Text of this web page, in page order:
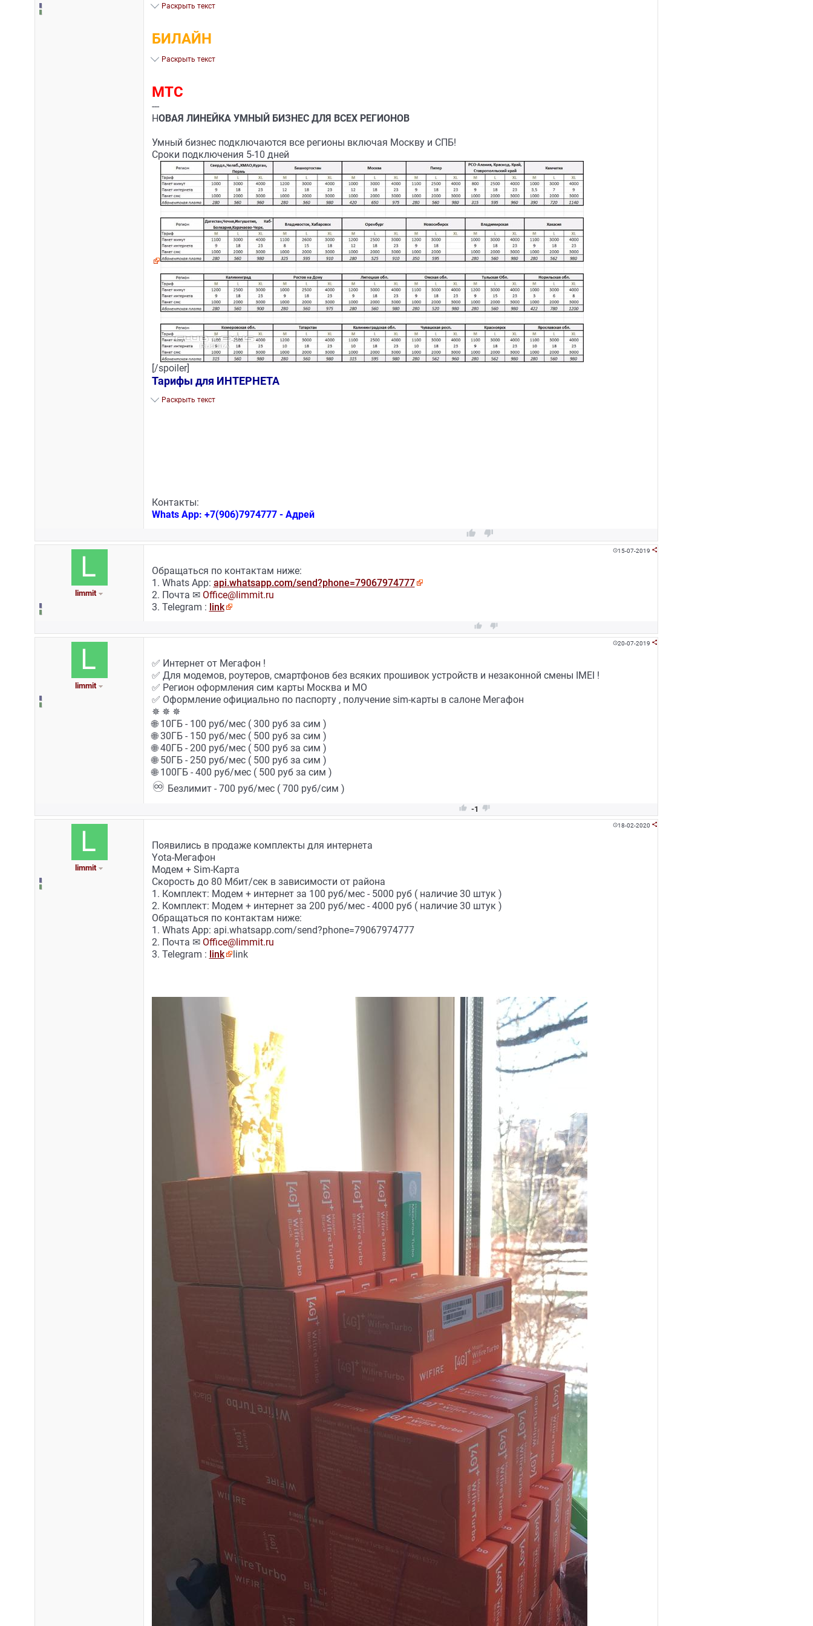
Раскрыть текст
БИЛАЙН
Раскрыть текст
МТС
---
НОВАЯ ЛИНЕЙКА УМНЫЙ БИЗНЕС ДЛЯ ВСЕХ РЕГИОНОВ
Умный бизнес подключаются все регионы включая Москву и СПБ!
Сроки подключения 5-10 дней
[/spoiler]
Тарифы для ИНТЕРНЕТА
Раскрыть текст
Контакты:
Whats App: +7(906)7974777 - Адрей
 
limmit
15-07-2019 
Обращаться по контактам ниже:
1. Whats App: api.whatsapp.com/send?phone=79067974777
2. Почта ✉ Office@limmit.ru
3. Telegram : link
 
limmit
20-07-2019 
✅ Интернет от Мегафон !
✅ Для модемов, роутеров, смартфонов без всяких прошивок устройств и незаконной смены IMEI !
✅ Регион оформления сим карты Москва и МО
✅ Оформление официально по паспорту , получение sim-карты в салоне Мегафон
✵ ✵ ✵
🌐 10ГБ - 100 руб/мес ( 300 руб за сим )
🌐 30ГБ - 150 руб/мес ( 500 руб за сим )
🌐 40ГБ - 200 руб/мес ( 500 руб за сим )
🌐 50ГБ - 250 руб/мес ( 500 руб за сим )
🌐 100ГБ - 400 руб/мес ( 500 руб за сим )
♾ Безлимит - 700 руб/мес ( 700 руб/сим )
 -1 
limmit
18-02-2020 
Появились в продаже комплекты для интернета
Yota-Мегафон
Модем + Sim-Карта
Скорость до 80 Мбит/сек в зависимости от района
1. Комплект: Модем + интернет за 100 руб/мес - 5000 руб ( наличие 30 штук )
2. Комплект: Модем + интернет за 200 руб/мес - 4000 руб ( наличие 30 штук )
Обращаться по контактам ниже:
1. Whats App: api.whatsapp.com/send?phone=79067974777
2. Почта ✉ Office@limmit.ru
3. Telegram : link link